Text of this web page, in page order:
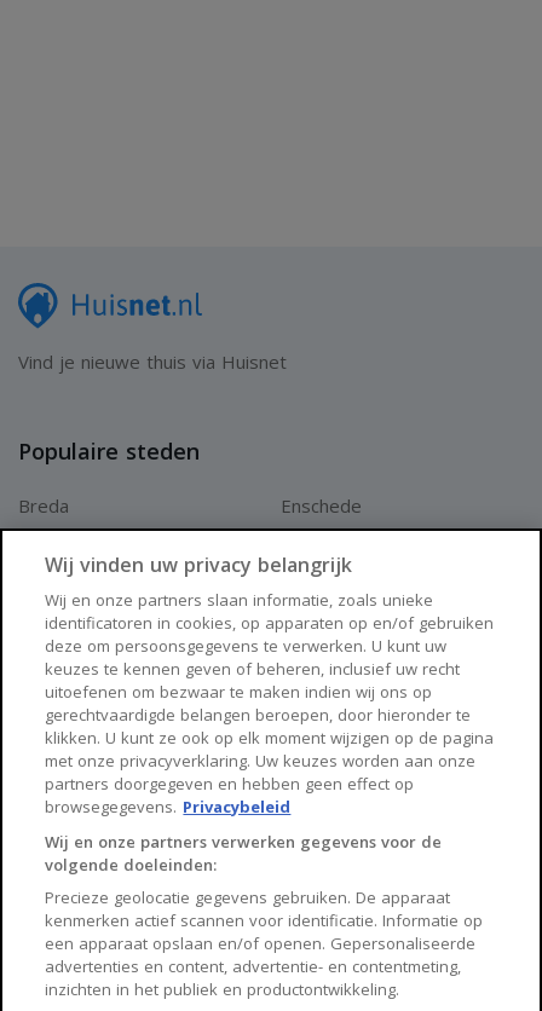
Vind je nieuwe thuis via Huisnet
Populaire steden
Breda
Arnhem
Enschede
Zwolle
Huisnet
Over Huisnet
Algemene voorwaarden
Privacybeleid
Contact
Sitemap
Wij vinden uw privacy belangrijk
Wij en onze partners slaan informatie, zoals unieke
identificatoren in cookies, op apparaten op en/of gebruiken
deze om persoonsgegevens te verwerken. U kunt uw
keuzes te kennen geven of beheren, inclusief uw recht
uitoefenen om bezwaar te maken indien wij ons op
gerechtvaardigde belangen beroepen, door hieronder te
klikken. U kunt ze ook op elk moment wijzigen op de pagina
met onze privacyverklaring. Uw keuzes worden aan onze
partners doorgegeven en hebben geen effect op
browsegegevens. Privacybeleid
Wij en onze partners verwerken gegevens voor de
volgende doeleinden:
Precieze geolocatie gegevens gebruiken. De apparaat
kenmerken actief scannen voor identificatie. Informatie op
een apparaat opslaan en/of openen. Gepersonaliseerde
advertenties en content, advertentie- en contentmeting,
inzichten in het publiek en productontwikkeling.